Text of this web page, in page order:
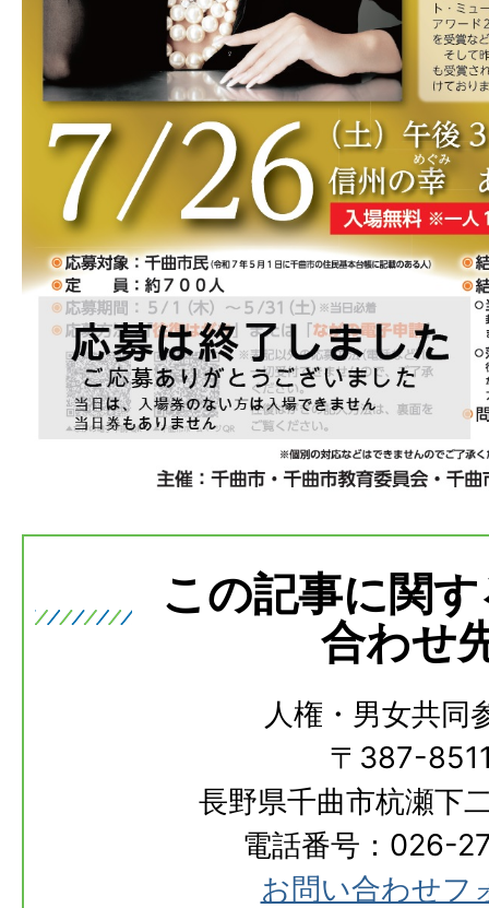
この記事に関
合わせ
人権・男女共同
〒387-
長野県千曲市杭瀬下
電話番号：026-
お問い合わせフ